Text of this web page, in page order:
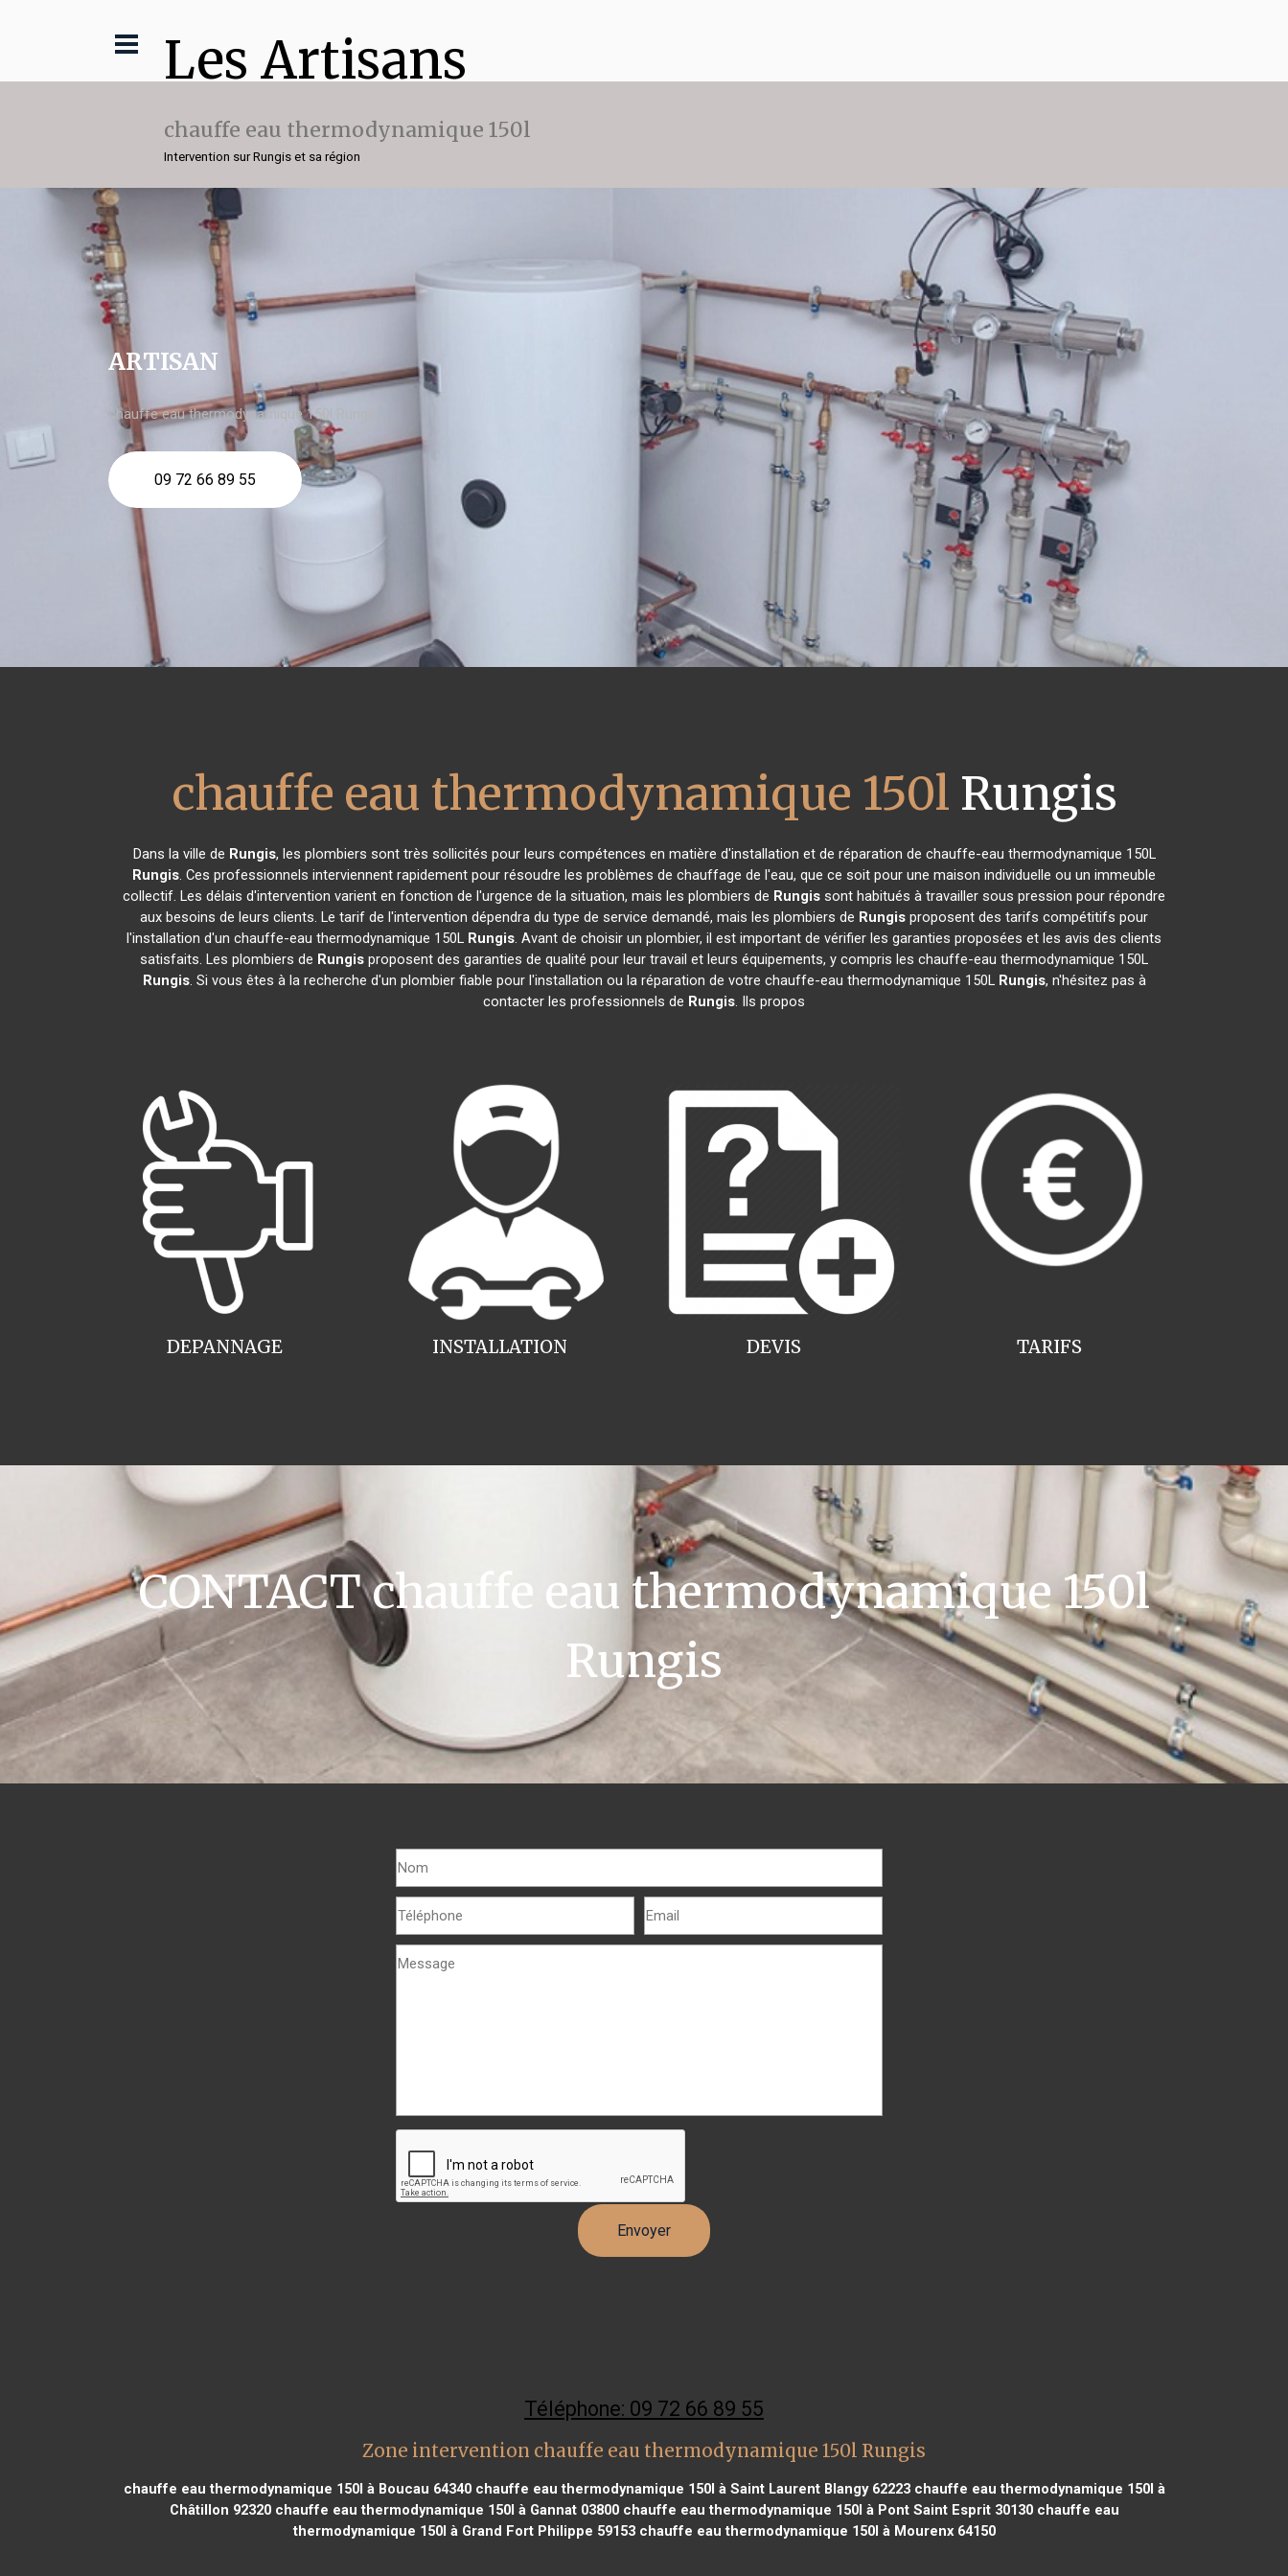
Les Artisans
chauffe eau thermodynamique 150l
Intervention sur Rungis et sa région
ARTISAN
chauffe eau thermodynamique 150l Rungis
09 72 66 89 55
chauffe eau thermodynamique 150l Rungis
Dans la ville de Rungis, les plombiers sont très sollicités pour leurs compétences en matière d'installation et de réparation de chauffe-eau thermodynamique 150L
Rungis. Ces professionnels interviennent rapidement pour résoudre les problèmes de chauffage de l'eau, que ce soit pour une maison individuelle ou un immeuble
collectif. Les délais d'intervention varient en fonction de l'urgence de la situation, mais les plombiers de Rungis sont habitués à travailler sous pression pour répondre
aux besoins de leurs clients. Le tarif de l'intervention dépendra du type de service demandé, mais les plombiers de Rungis proposent des tarifs compétitifs pour
l'installation d'un chauffe-eau thermodynamique 150L Rungis. Avant de choisir un plombier, il est important de vérifier les garanties proposées et les avis des clients
satisfaits. Les plombiers de Rungis proposent des garanties de qualité pour leur travail et leurs équipements, y compris les chauffe-eau thermodynamique 150L
Rungis. Si vous êtes à la recherche d'un plombier fiable pour l'installation ou la réparation de votre chauffe-eau thermodynamique 150L Rungis, n'hésitez pas à
contacter les professionnels de Rungis. Ils propos
INSTALLATION
DEPANNAGE TARIFS
DEVIS
CONTACT chauffe eau thermodynamique 150l
Rungis
Téléphone: 09 72 66 89 55
Zone intervention chauffe eau thermodynamique 150l Rungis
chauffe eau thermodynamique 150l à Boucau 64340chauffe eau thermodynamique 150l à Saint Laurent Blangy 62223chauffe eau thermodynamique 150l à
Châtillon 92320chauffe eau thermodynamique 150l à Gannat 03800chauffe eau thermodynamique 150l à Pont Saint Esprit 30130chauffe eau
thermodynamique 150l à Grand Fort Philippe 59153chauffe eau thermodynamique 150l à Mourenx 64150